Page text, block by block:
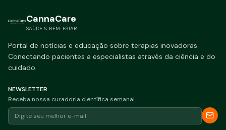
CannaCare
SAÚDE & BEM-ESTAR
Portal de notícias e educação sobre terapias inovadoras.
Conectando pacientes a especialistas através da ciência e do
cuidado.
NEWSLETTER
Receba nossa curadoria científica semanal.